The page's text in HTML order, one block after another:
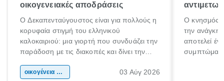
οικογενειακές αποδράσεις
Ο Δεκαπενταύγουστος είναι για πολλούς η
κορυφαία στιγμή του ελληνικού
καλοκαιριού: μια γιορτή που συνδυάζει την
παράδοση με τις διακοπές και δίνει την
χώρας. Είτε πρόκειται για λίγες μέρες
οικογένεια & παιδί 03 Αύγ 2026
Ο κνησμός
την ανάγκη
αποτελεί